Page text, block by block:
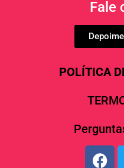
Fale
POLÍTICA